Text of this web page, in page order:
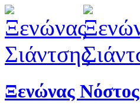
Ξενώνας Νόστος